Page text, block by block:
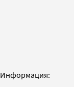
Информация: